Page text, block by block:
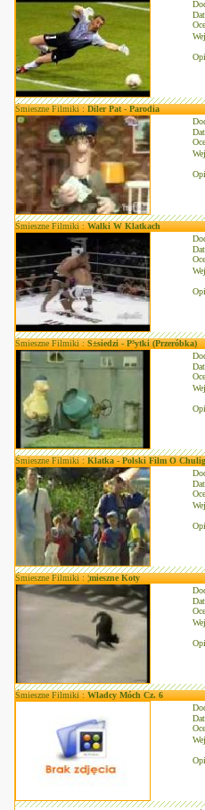
Śmieszne Filmiki :Diler Pat - Parodia
Śmieszne Filmiki :Walki W Klatkach
Śmieszne Filmiki :S±siedzi - P³ytki (Przeróbka)
Śmieszne Filmiki :Klatka - Polski Film O
Śmieszne Filmiki :¦mieszne Koty
Śmieszne Filmiki :Wladcy Móch Cz. 6